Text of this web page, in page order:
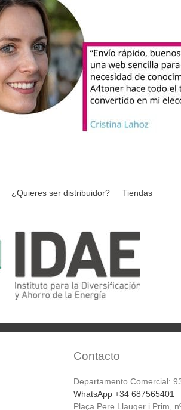
¿Quieres ser distribuidor? Tiendas
Contacto
Departamento Comercial:
WhatsApp +34 687565401
Plaça Pere Llauger i Prim,